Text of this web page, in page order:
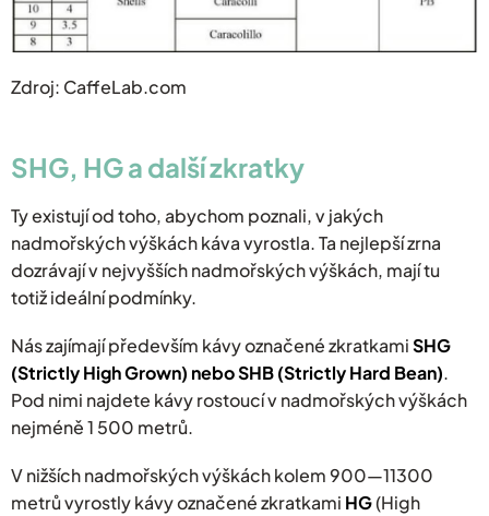
Zdroj: CaffeLab.com
SHG, HG a další zkratky
Ty existují od toho, abychom poznali, v jakých
nadmořských výškách káva vyrostla. Ta nejlepší zrna
dozrávají v nejvyšších nadmořských výškách, mají tu
totiž ideální podmínky.
Nás zajímají především kávy označené zkratkamiSHG
(Strictly High Grown) nebo SHB (Strictly Hard Bean).
Pod nimi najdete kávy rostoucí v nadmořských výškách
nejméně 1 500 metrů.
V nižších nadmořských výškách kolem 900—11300
metrů vyrostly kávy označené zkratkami HG(High